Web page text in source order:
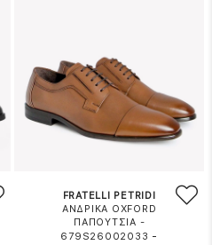
FRATELLI PETRIDI
ΑΝΔΡΙΚΑ OXFORD
ΠΑΠΟΥΤΣΙΑ -
679S26002033 -